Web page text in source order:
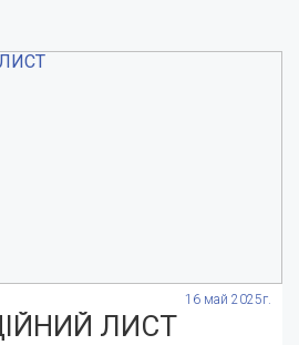
16 май 2025г.
ЛИСТ